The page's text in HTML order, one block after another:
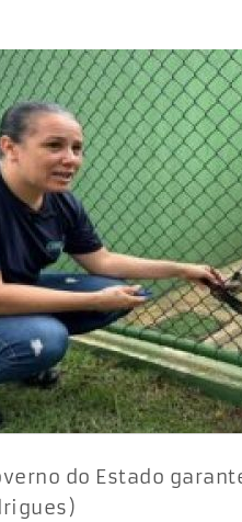
do Estado